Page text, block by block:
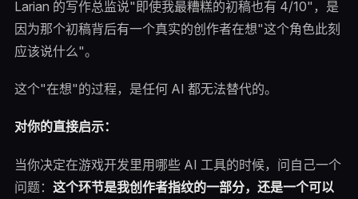
Larian 的写作总监说"即使我最糟糕的初稿也有 4/10"，是
因为那个初稿背后有一个真实的创作者在想"这个角色此刻
应该说什么"。
这个"在想"的过程，是任何 AI 都无法替代的。
对你的直接启示：
当你决定在游戏开发里用哪些 AI 工具的时候，问自己一个
问题： 这个环节是我创作者指纹的一部分，还是一个可以